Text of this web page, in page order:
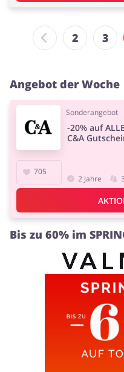
2 3
Angebot der Woche
Sonderangebot
705
-20% auf
C&A
2 Jahre
Bis zu 60% im